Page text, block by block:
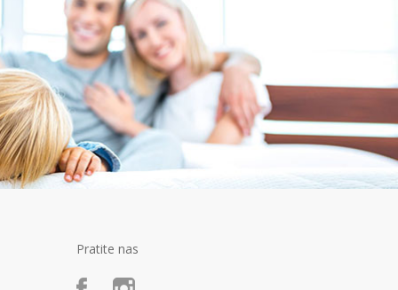
Pratite nas